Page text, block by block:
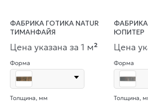
ФАБРИКА ГОТИКА NATUR
ТИМАНФАЙЯ
Цена указана за 1 м²
Форма
Толщина, мм
ФАБРИКА
ЮПИТЕР
Цена
Форма
Толщина,